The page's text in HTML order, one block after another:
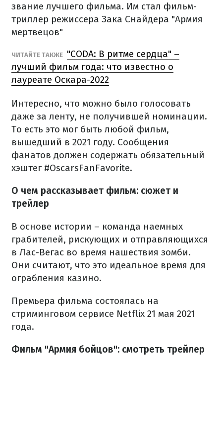
звание лучшего фильма. Им стал фильм-
триллер режиссера Зака ​​Снайдера "Армия
мертвецов"
ЧИТАЙТЕ ТАКЖЕ "CODA: В ритме сердца" –
лучший фильм года: что известно о
лауреате Оскара-2022
Интересно, что можно было голосовать
даже за ленту, не получившей номинации.
То есть это мог быть любой фильм,
вышедший в 2021 году. Сообщения
фанатов должен содержать обязательный
хэштег #OscarsFanFavorite.
О чем рассказывает фильм: сюжет и
трейлер
В основе истории – команда наемных
грабителей, рискующих и отправляющихся
в Лас-Вегас во время нашествия зомби.
Они считают, что это идеальное время для
ограбления казино.
Премьера фильма состоялась на
стриминговом сервисе Netflix 21 мая 2021
года.
Фильм "Армия бойцов": смотреть трейлер